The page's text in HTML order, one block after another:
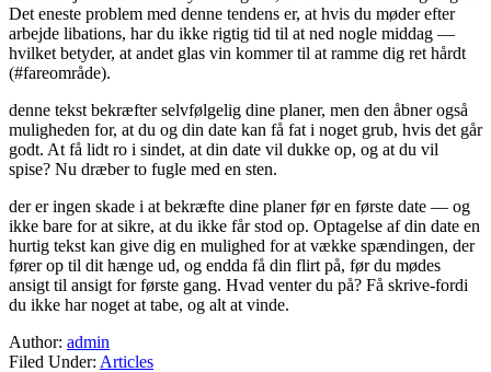
Det eneste problem med denne tendens er, at hvis du møder efter
arbejde libations, har du ikke rigtig tid til at ned nogle middag —
hvilket betyder, at andet glas vin kommer til at ramme dig ret hårdt
(#fareområde).
denne tekst bekræfter selvfølgelig dine planer, men den åbner også
muligheden for, at du og din date kan få fat i noget grub, hvis det går
godt. At få lidt ro i sindet, at din date vil dukke op, og at du vil
spise? Nu dræber to fugle med en sten.
der er ingen skade i at bekræfte dine planer før en første date — og
ikke bare for at sikre, at du ikke får stod op. Optagelse af din date en
hurtig tekst kan give dig en mulighed for at vække spændingen, der
fører op til dit hænge ud, og endda få din flirt på, før du mødes
ansigt til ansigt for første gang. Hvad venter du på? Få skrive-fordi
du ikke har noget at tabe, og alt at vinde.
Author: admin
Filed Under: Articles